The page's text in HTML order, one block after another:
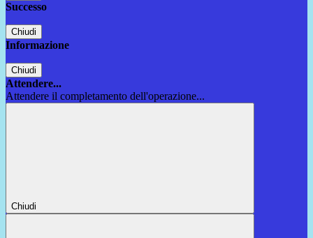
Successo
Chiudi
Informazione
Chiudi
Attendere...
Attendere il completamento dell'operazione...
Chiudi